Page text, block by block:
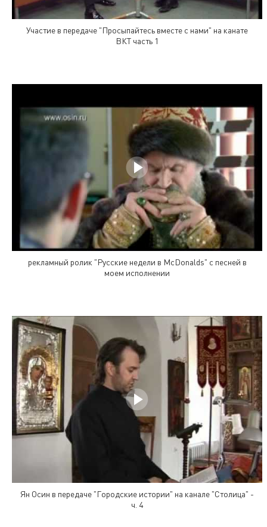
Участие в передаче "Просыпайтесь вместе с нами" на канате
ВКТ часть 1
рекламный ролик "Русские недели в McDonalds" с песней в
моем исполнении
Ян Осин в передаче "Городские истории" на канале "Столица" -
ч. 4